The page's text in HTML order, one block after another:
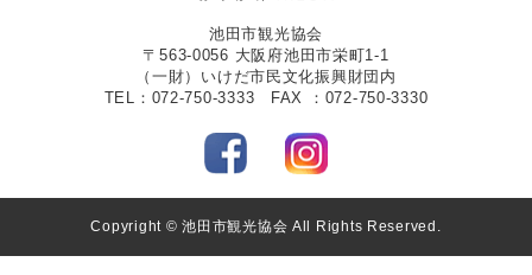
池田市観光協会
〒563-0056 大阪府池田市栄町1-1
（一財）いけだ市民文化振興財団内
TEL：072-750-3333 FAX ：072-750-3330
Copyright © 池田市観光協会 All Rights Reserved.